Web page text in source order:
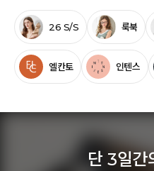
26 S/S 룩북
엘칸토 인텐스
단 3일간